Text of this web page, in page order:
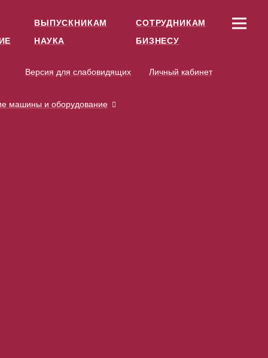
ВЫПУСКНИКАМ
СОТРУДНИКАМ
НАУКА БИЗНЕСУ
Версия для слабовидящих Личный кабинет
машины и оборудование